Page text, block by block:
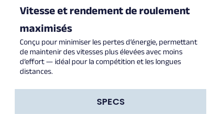
SPECS
Vitesse et rendement de roulement
maximisés
Conçu pour minimiser les pertes d’énergie, permettant
de maintenir des vitesses plus élevées avec moins
d’effort — idéal pour la compétition et les longues
distances.